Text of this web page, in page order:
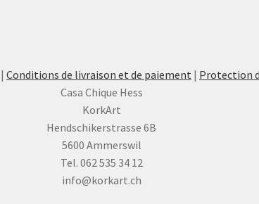
| Conditions de livraison et de paiement | Protection
Casa Chique Hess
KorkArt
Hendschikerstrasse 6B
5600 Ammerswil
Tel. 062 535 34 12
info@korkart.ch